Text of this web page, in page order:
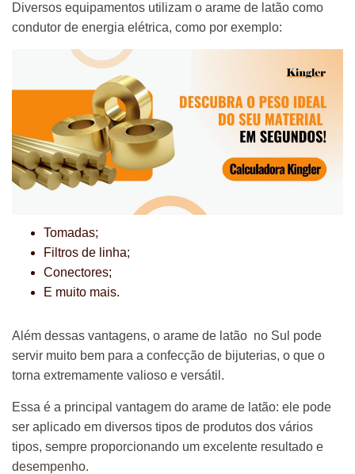
Diversos equipamentos utilizam o arame de latão como
condutor de energia elétrica, como por exemplo:
Tomadas;
Filtros de linha;
Conectores;
E muito mais.
Além dessas vantagens, o arame de latão no Sul pode
servir muito bem para a confecção de bijuterias, o que o
torna extremamente valioso e versátil.
Essa é a principal vantagem do arame de latão: ele pode
ser aplicado em diversos tipos de produtos dos vários
tipos, sempre proporcionando um excelente resultado e
desempenho.